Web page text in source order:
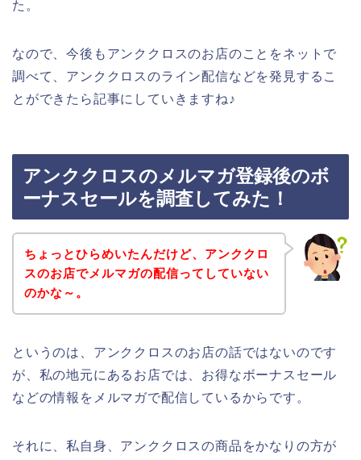
た。
なので、今後もアンククロスのお店のことをネットで
調べて、アンククロスのライン配信などを発見するこ
とができたら記事にしていきますね♪
アンククロスのメルマガ登録後のボ
ーナスセールを調査してみた！
ちょっとひらめいたんだけど、アンククロ
スのお店でメルマガの配信ってしていない
のかな～。
というのは、アンククロスのお店の話ではないのです
が、私の地元にあるお店では、お得なボーナスセール
などの情報をメルマガで配信しているからです。
それに、私自身、アンククロスの商品をかなりの方が